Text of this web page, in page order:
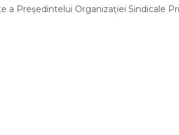
Președintelui Organizației Sindicale